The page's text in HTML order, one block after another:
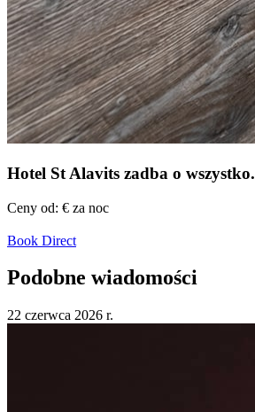
Hotel St Alavits zadba o wszystko.
Ceny od: € za noc
Book Direct
Podobne wiadomości
22 czerwca 2026 r.